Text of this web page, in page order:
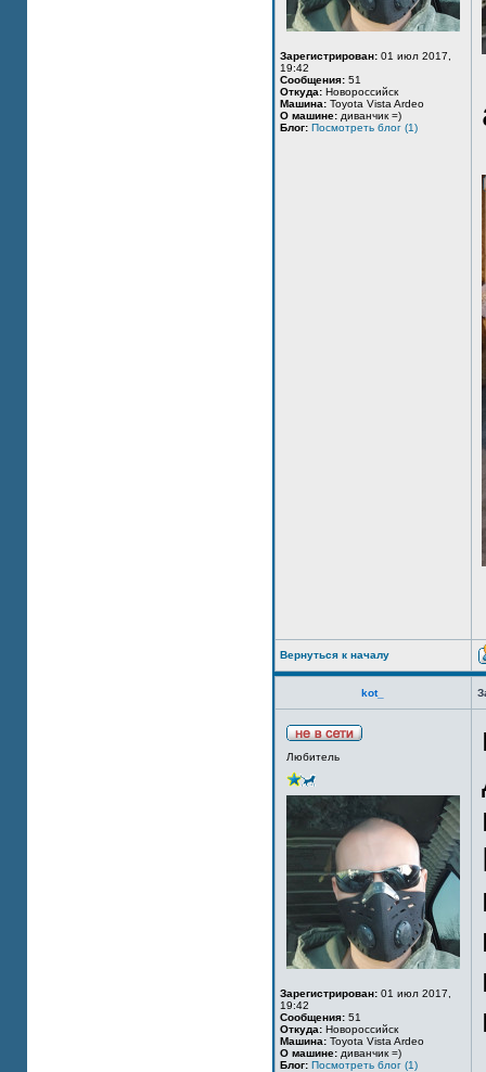
Зарегистрирован: 01 июл 2017,
19:42
Сообщения: 51
Откуда: Новороссийск
Машина: Toyota Vista Ardeo
О машине: диванчик =)
Блог: Посмотреть блог (1)
Вернуться к началу
kot_
Любитель
Зарегистрирован: 01 июл 2017,
19:42
Сообщения: 51
Откуда: Новороссийск
Машина: Toyota Vista Ardeo
О машине: диванчик =)
Блог: Посмотреть блог (1)